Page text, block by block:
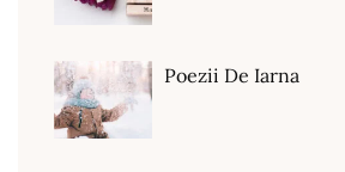
Poezii De Iarna